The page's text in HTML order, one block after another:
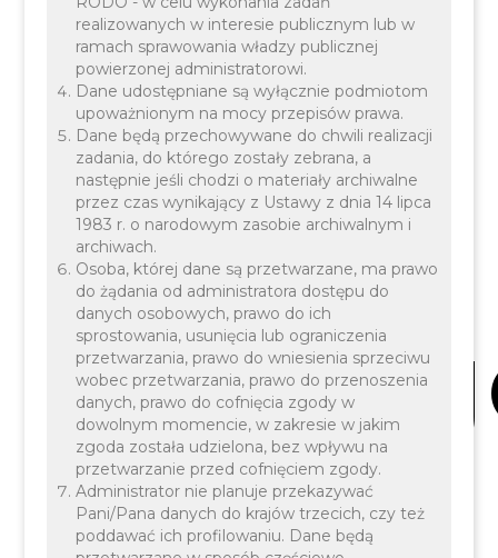
Jana
realizowanych w interesie publicznym lub w
ramach sprawowania władzy publicznej
powierzonej administratorowi.
Dane udostępniane są wyłącznie podmiotom
upoważnionym na mocy przepisów prawa.
Dane będą przechowywane do chwili realizacji
zadania, do którego zostały zebrana, a
następnie jeśli chodzi o materiały archiwalne
przez czas wynikający z Ustawy z dnia 14 lipca
1983 r. o narodowym zasobie archiwalnym i
archiwach.
Osoba, której dane są przetwarzane, ma prawo
do żądania od administratora dostępu do
danych osobowych, prawo do ich
sprostowania, usunięcia lub ograniczenia
przetwarzania, prawo do wniesienia sprzeciwu
wobec przetwarzania, prawo do przenoszenia
danych, prawo do cofnięcia zgody w
dowolnym momencie, w zakresie w jakim
zgoda została udzielona, bez wpływu na
przetwarzanie przed cofnięciem zgody.
Administrator nie planuje przekazywać
Pani/Pana danych do krajów trzecich, czy też
poddawać ich profilowaniu. Dane będą